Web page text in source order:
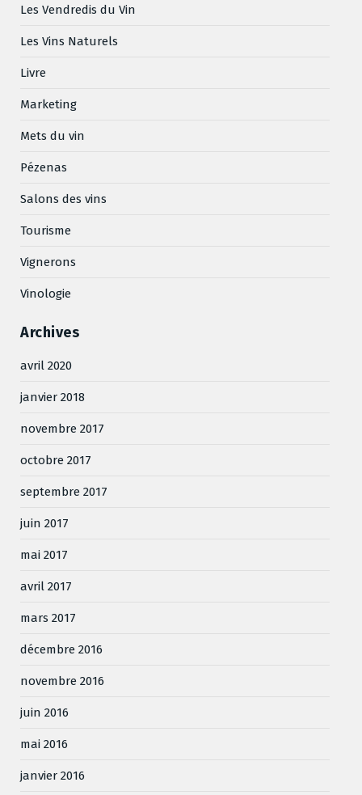
Les Vendredis du Vin
Les Vins Naturels
Livre
Marketing
Mets du vin
Pézenas
Salons des vins
Tourisme
Vignerons
Vinologie
Archives
avril 2020
janvier 2018
novembre 2017
octobre 2017
septembre 2017
juin 2017
mai 2017
avril 2017
mars 2017
décembre 2016
novembre 2016
juin 2016
mai 2016
janvier 2016